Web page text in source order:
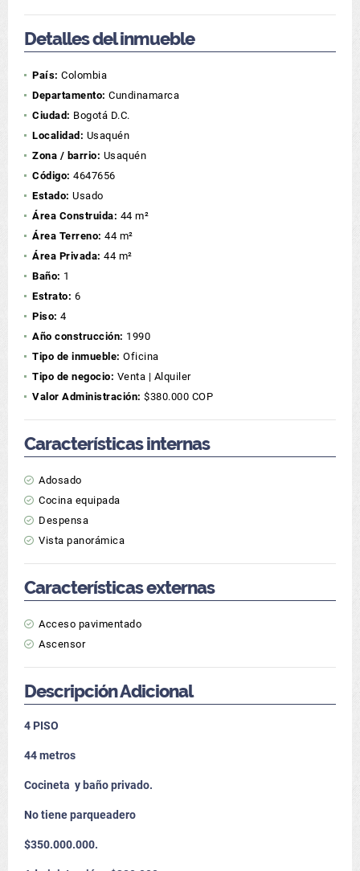
Detalles del inmueble
País: Colombia
Departamento: Cundinamarca
Ciudad: Bogotá D.C.
Localidad: Usaquén
Zona / barrio: Usaquén
Código: 4647656
Estado: Usado
Área Construida: 44 m²
Área Terreno: 44 m²
Área Privada: 44 m²
Baño: 1
Estrato: 6
Piso: 4
Año construcción: 1990
Tipo de inmueble: Oficina
Tipo de negocio: Venta | Alquiler
Valor Administración: $380.000 COP
Características internas
Adosado
Cocina equipada
Despensa
Vista panorámica
Características externas
Acceso pavimentado
Ascensor
Descripción Adicional
4 PISO
44 metros
Cocineta y baño privado.
No tiene parqueadero
$350.000.000.